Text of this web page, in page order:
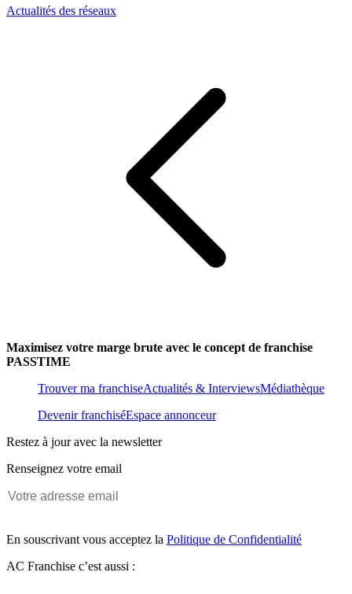
Actualités des réseaux
Maximisez votre marge brute avec le concept de franchise
PASSTIME
Trouver ma franchiseActualités & InterviewsMédiathèque
Devenir franchiséEspace annonceur
Restez à jour avec la newsletter
Renseignez votre email
En souscrivant vous acceptez la Politique de Confidentialité
AC Franchise c’est aussi :